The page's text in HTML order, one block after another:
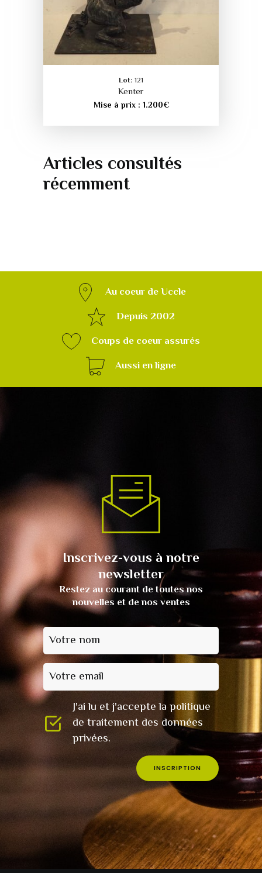
Lot: 121
Kenter
Mise à prix : 1.200€
Articles consultés
récemment
Au coeur de Uccle
Depuis 2002
Coups de coeur assurés
Aussi en ligne
Inscrivez-vous à notre
newsletter
Restez au courant de toutes nos
nouvelles et de nos ventes
Votre nom
Votre email
J'ai lu et j'accepte la politique
de traitement des données
privées.
INSCRIPTION